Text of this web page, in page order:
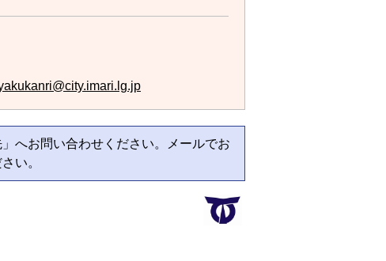
へお問い合わせください。メールでお
い。